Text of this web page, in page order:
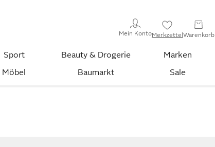
Mein KontoMerkzettelWarenkorb
Sport Beauty & Drogerie
Marken
Möbel Baumarkt Sale